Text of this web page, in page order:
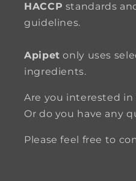
HACCP standards
guidelines.
Apipet only uses
ingredients.
Are you interested
Or do you have any
Please feel free to